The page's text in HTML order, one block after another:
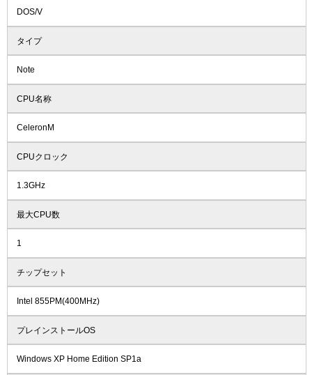
DOS/V
タイプ
Note
CPU名称
CeleronM
CPUクロック
1.3GHz
最大CPU数
1
チップセット
Intel 855PM(400MHz)
プレインストールOS
Windows XP Home Edition SP1a